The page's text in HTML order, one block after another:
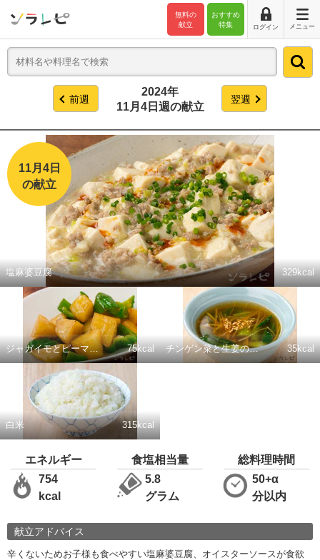
おすすめ
特集
無料の
献立
ログイン メニュー
前週
2024年
11月4日週の献立
翌週
11月4日
の献立
塩麻婆豆腐 329kcal
ジャガイモとピーマンのオイスター炒め 75kcal チンゲン菜と生姜の中華スープ 35kcal
白米 315kcal
エネルギー
754
kcal
食塩相当量
5.8
グラム
総料理時間
50+α
分以内
献立アドバイス
辛くないためお子様も食べやすい塩麻婆豆腐、オイスターソースが食欲